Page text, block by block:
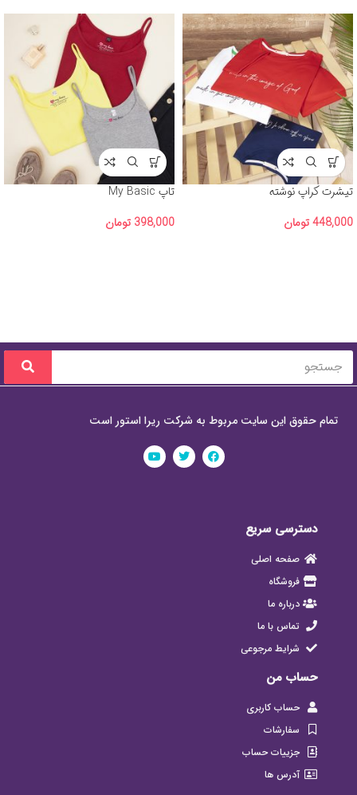
تیشرت کراپ نوشته
448,000تومان
تاپ My Basic
398,000 تومان
تمام حقوق این سایت مربوط به شرکت ریرا استور است
دسترسی سریع
صفحه اصلی
فروشگاه
درباره ما
تماس با ما
شرایط مرجوعی
حساب من
حساب کاربری
سفارشات
جزییات حساب
آدرس ها